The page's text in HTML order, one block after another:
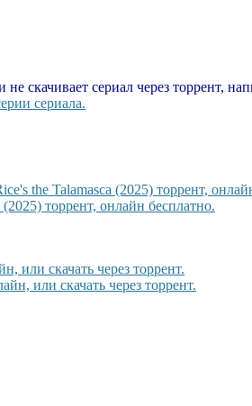
скачивает сериал через торрент,
сериала.
the Talamasca (2025) торрент,
торрент, онлайн бесплатно.
или скачать через торрент.
или скачать через торрент.